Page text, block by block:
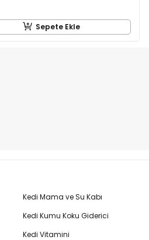
Sepete Ekle
Kedi Mama ve Su Kabı
Kedi Kumu Koku Giderici
Kedi Vitamini